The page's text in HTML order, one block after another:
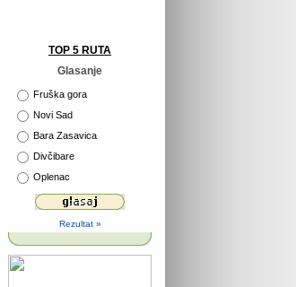
TOP 5 RUTA
Glasanje
Fruška gora
Novi Sad
Bara Zasavica
Divčibare
Oplenac
Rezultat »